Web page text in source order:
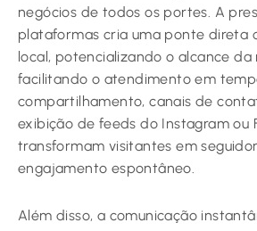
negócios de todos os portes. A
plataformas cria uma ponte direta
local, potencializando o alcance da
facilitando o atendimento em
compartilhamento, canais de
exibição de feeds do Instagram ou
transformam visitantes em
engajamento espontâneo.
Além disso, a comunicação